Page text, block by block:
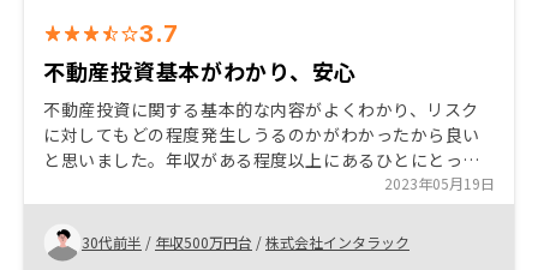
3.7
不動産投資基本がわかり、安心
不動産投資に関する基本的な内容がよくわかり、リスク
に対してもどの程度発生しうるのかがわかったから良い
と思いました。年収がある程度以上にあるひとにとって
は特にメリットが大きいんだなと感じました。購入手続
きが大変でしたが、サポートがあり助かりました。 もう
少し購入におけるフローや時間感などが前もってわかる
とありがたい
2023年05月19日
30代前半 / 年収500万円台 /株式会社インタラック